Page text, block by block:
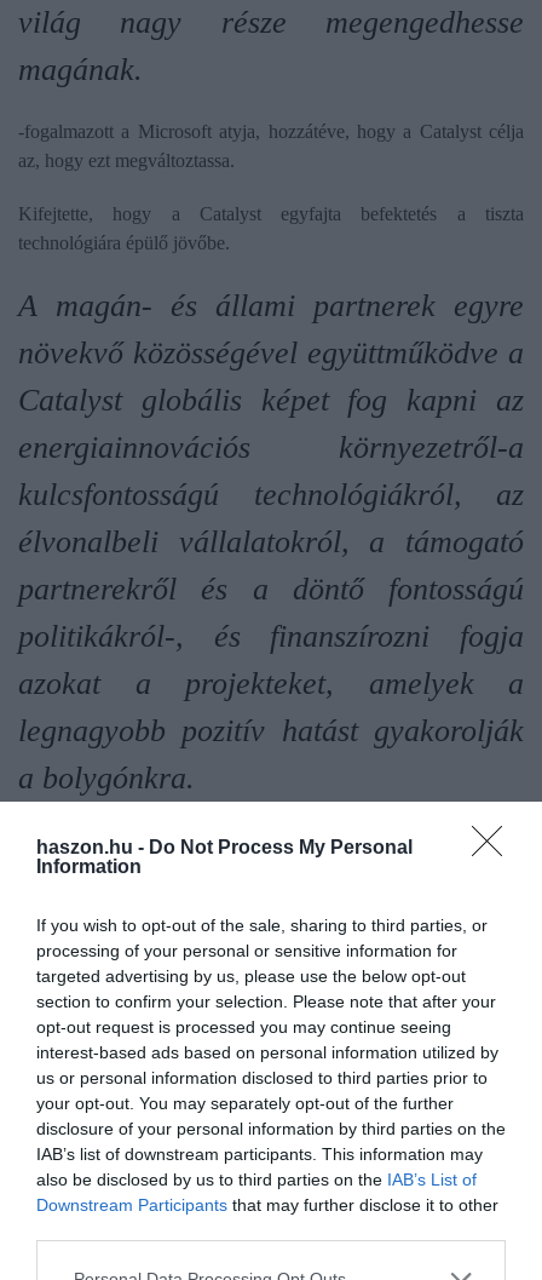
haszon.hu - Do Not Process My Personal
Information
If you wish to opt-out of the sale, sharing to third parties, or
processing of your personal or sensitive information for
targeted advertising by us, please use the below opt-out
section to confirm your selection. Please note that after your
opt-out request is processed you may continue seeing
interest-based ads based on personal information utilized by
us or personal information disclosed to third parties prior to
your opt-out. You may separately opt-out of the further
disclosure of your personal information by third parties on the
IAB’s list of downstream participants. This information may
also be disclosed by us to third parties on the IAB’s List of
Downstream Participants that may further disclose it to other
Please note that this website/app uses one or more Google
világ nagy része megengedhesse
magának.
-fogalmazott a Microsoft atyja, hozzátéve, hogy a Catalyst célja
az, hogy ezt megváltoztassa.
Kifejtette, hogy a Catalyst egyfajta befektetés a tiszta
technológiára épülő jövőbe.
A magán- és állami partnerek egyre
növekvő közösségével együttműködve a
Catalyst globális képet fog kapni az
energiainnovációs környezetről-a
kulcsfontosságú technológiákról, az
élvonalbeli vállalatokról, a támogató
partnerekről és a döntő fontosságú
politikákról-, és finanszírozni fogja
azokat a projekteket, amelyek a
legnagyobb pozitív hatást gyakorolják
a bolygónkra.
-tette hozzá Bill Gates.
repülőgép üzemanyagokra és a zöld hidrogén fejlesztésére fog
koncentrálni. Illetve az úgynevezett direct air capture (DAC)
technológiára, amely olyan rendszereket takar, amelyek beszívják
a környezeti levegőt, kémiai reakciókkal kivonják belőle a szén-
dioxidot, majd a megtisztított levegőt visszaengedik a légkörbe. A
Microsoft
, az American Airlines és a ArcelorMittal
a hírek szerint fejenként 100 millió dollárral szálltak be a
projektbe. A többi vállalat tehervállalása nem ismert.
bill gates klímaváltozás környezetvédelem